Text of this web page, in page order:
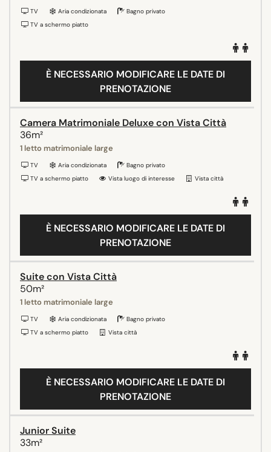
TV Aria condizionata
Bagno privato
TV a schermo piatto
È NECESSARIO MODIFICARE LE DATE DI
PRENOTAZIONE
Camera Matrimoniale Deluxe con Vista Città
36m²
1 letto matrimoniale large
TV Aria condizionata
Bagno privato
TV a schermo piatto
Vista luogo di interesse Vista città
È NECESSARIO MODIFICARE LE DATE DI
PRENOTAZIONE
Suite con Vista Città
50m²
1 letto matrimoniale large
TV Aria condizionata
Bagno privato
TV a schermo piatto
Vista città
È NECESSARIO MODIFICARE LE DATE DI
PRENOTAZIONE
Junior Suite
33m²